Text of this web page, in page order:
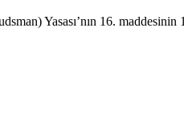
Yasası’nın 16. maddesinin